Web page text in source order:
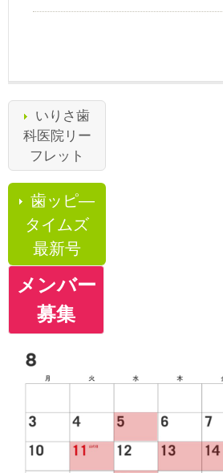
いりさ歯
科医院リー
フレット
歯ッピ―
タイムズ
最新号
メンバー
募集